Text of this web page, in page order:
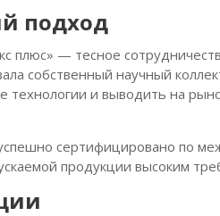
подход
плюс» — тесное
собственный научный
технологии и выводить на
сертифицировано по
продукции высоким